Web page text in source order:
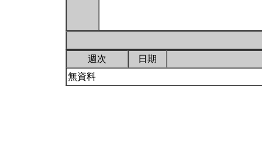
週次
日期
無資料